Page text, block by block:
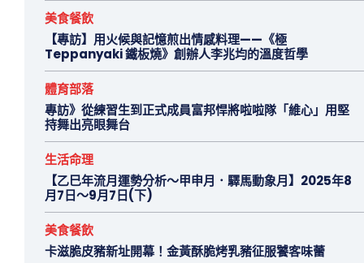
美食餐飲
【專訪】用火候與記憶煎出情感料理——《極
Teppanyaki 鐵板燒》創辦人李兆均的溫度哲學
體育部落
專訪》從練習生到正式成員富邦悍將啦啦隊「維心」用堅
持舞出亮眼舞台
生活命理
【乙巳年流月運勢分析～甲申月．驛馬動象月】2025年8
月7日～9月7日(下)
美食餐飲
卡滋脆皮豬新址開幕！金黃酥脆烤乳豬征服饕客味蕾